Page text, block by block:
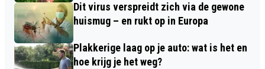
Dit virus verspreidt zich via de gewone
huismug – en rukt op in Europa
Plakkerige laag op je auto: wat is het en
hoe krijg je het weg?